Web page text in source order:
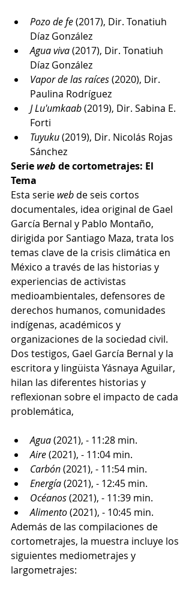
Pozo de fe (2017), Dir. Tonatiuh
Díaz González
Agua viva (2017), Dir. Tonatiuh
Díaz González
Vapor de las raíces (2020), Dir.
Paulina Rodríguez
J Lu'umkaab (2019), Dir. Sabina E.
Forti
Tuyuku (2019), Dir. Nicolás Rojas
Sánchez
Serie web de cortometrajes: El
Tema
Esta serie web de seis cortos
documentales, idea original de Gael
García Bernal y Pablo Montaño,
dirigida por Santiago Maza, trata los
temas clave de la crisis climática en
México a través de las historias y
experiencias de activistas
medioambientales, defensores de
derechos humanos, comunidades
indígenas, académicos y
organizaciones de la sociedad civil.
Dos testigos, Gael García Bernal y la
escritora y lingüista Yásnaya Aguilar,
hilan las diferentes historias y
reflexionan sobre el impacto de cada
problemática,
Agua (2021), - 11:28 min.
Aire (2021), - 11:04 min.
Carbón (2021), - 11:54 min.
Energía (2021), - 12:45 min.
Océanos (2021), - 11:39 min.
Alimento (2021), - 10:45 min.
Además de las compilaciones de
cortometrajes, la muestra incluye los
siguientes mediometrajes y
largometrajes: